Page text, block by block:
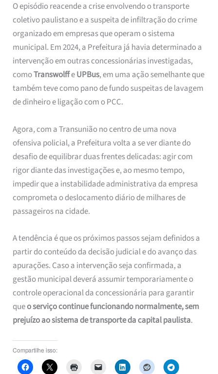
O episódio reacende a crise envolvendo o transporte
coletivo paulistano e a suspeita de infiltração do crime
organizado em empresas que operam o sistema
municipal. Em 2024, a Prefeitura já havia determinado a
intervenção em outras concessionárias investigadas,
comoTranswolffeUPBus, em uma ação semelhante que
também teve como pano de fundo suspeitas de lavagem
de dinheiro e ligação com o PCC.
Agora, com a Transunião no centro de uma nova
ofensiva policial, a Prefeitura volta a se ver diante do
desafio de equilibrar duas frentes delicadas: agir com
rigor diante das investigações e, ao mesmo tempo,
impedir que a instabilidade administrativa da empresa
comprometa o deslocamento diário de milhares de
passageiros na cidade.
A tendência é que os próximos passos sejam definidos a
partir do conteúdo da decisão judicial e do avanço das
apurações. Caso a intervenção seja confirmada, a
gestão municipal deverá assumir temporariamente o
controle operacional da concessionária para garantir
queo serviço continue funcionando normalmente, sem
prejuízo ao sistema de transporte da capital paulista.
Compartilhe isso: